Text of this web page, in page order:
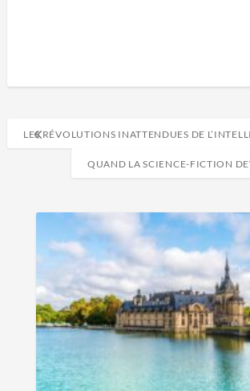
LES RÉVOLUTIONS INATTENDUES DE L’INTELLIGENCE ARTIFICIELLE EN